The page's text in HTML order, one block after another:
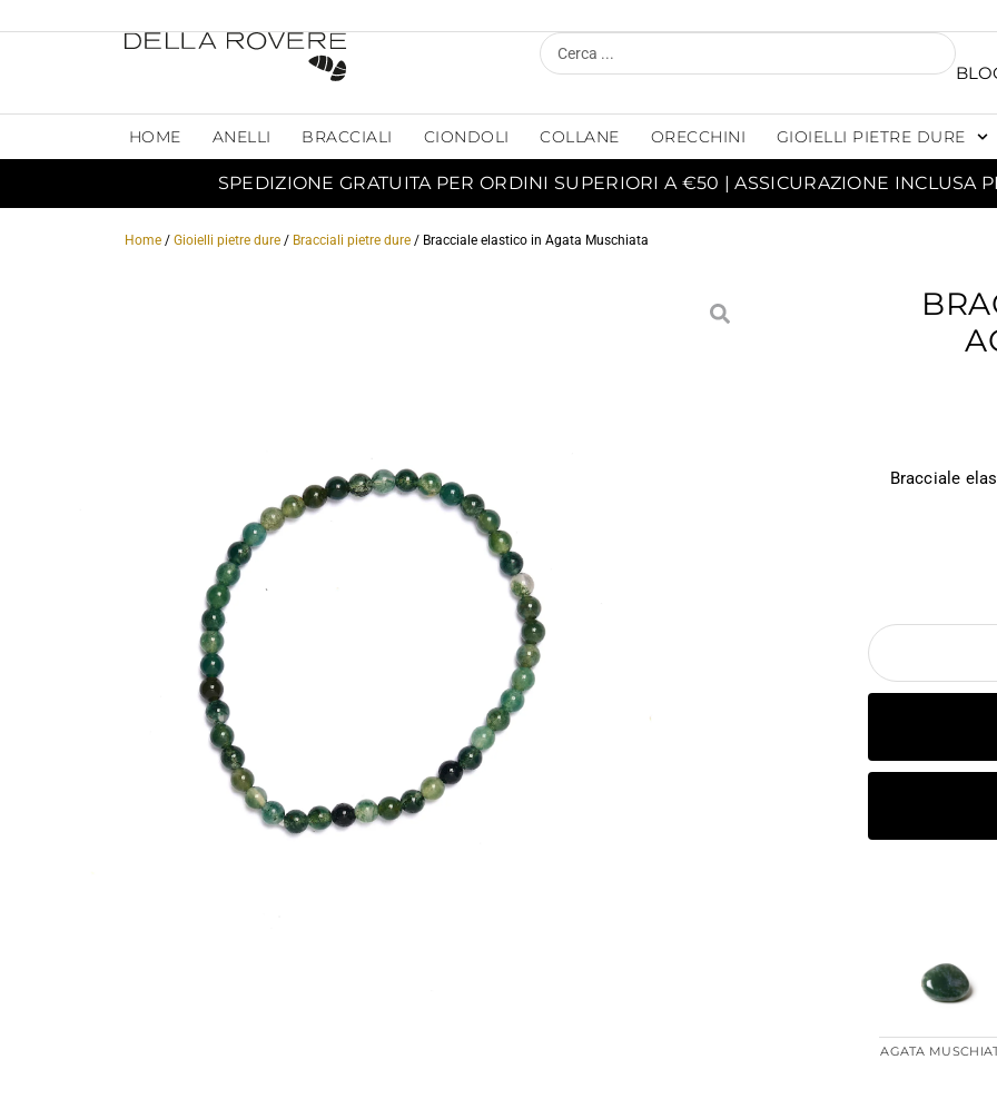
HOME ANELLI BRACCIALI CIONDOLI COLLANE ORECCHINI GIOIELLI PIETRE DURE
SPEDIZIONE GRATUITA PER ORDINI SUPERIORI A €50 | ASSICURAZIONE INCLUSA
Home / Gioielli pietre dure / Bracciali pietre dure / Bracciale elastico in Agata Muschiata
Bracciale
AGATA